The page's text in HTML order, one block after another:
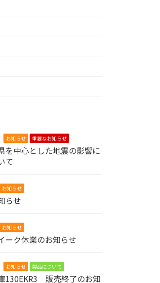
お知らせ 重要なお知らせ
を中心とした地震の影響に
て
お知らせ
らせ
お知らせ
ーク休業のお知らせ
お知らせ 製品について
130EKR3 販売終了のお知